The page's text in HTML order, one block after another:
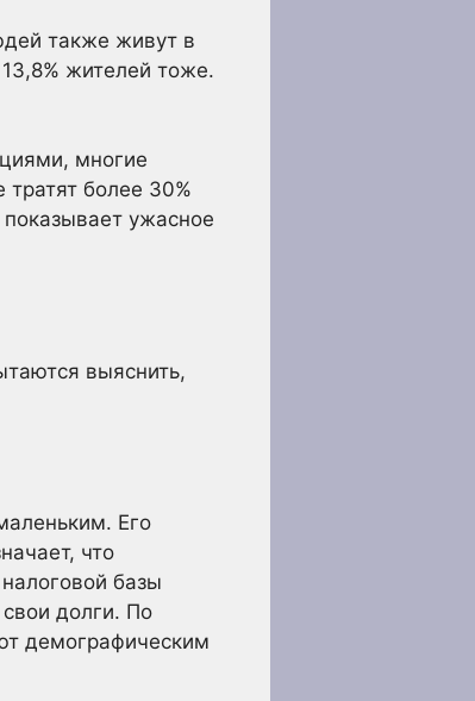
также живут в
жителей тоже.
многие
более 30%
ужасное
выяснить,
Его
что
базы
долги. По
демографическим